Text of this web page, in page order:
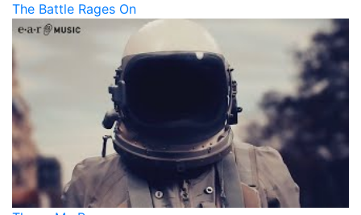
The Battle Rages On